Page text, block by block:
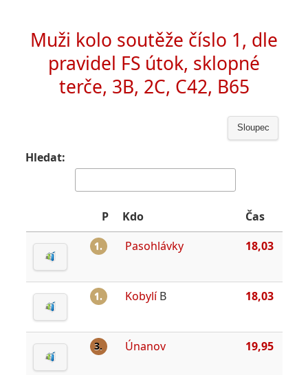
Muži kolo soutěže číslo 1, dle
pravidel FS útok, sklopné
terče, 3B, 2C, C42, B65
Sloupec
Hledat:
P Kdo Čas
1. Pasohlávky 18,03
1. KobylíB 18,03
3. Únanov 19,95